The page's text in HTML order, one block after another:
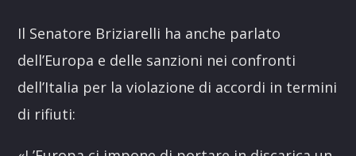
Il Senatore Briziarelli ha anche parlato
dell’Europa e delle sanzioni nei confronti
dell’Italia per la violazione di accordi in termini
di rifiuti: